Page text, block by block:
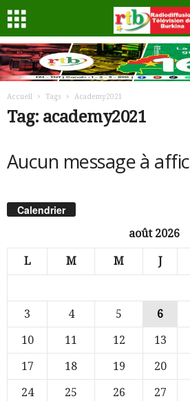
Accueil Tags Academy2021
Tag: academy2021
Aucun message à
Calendrier
août 2026
L M M J
3
4 5 6
10
11 12 13
17
18 19 20
24
25 26 27